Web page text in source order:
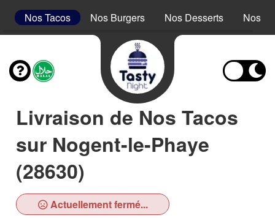
Nos Tacos Nos Burgers Nos Desserts Nos
Livraison de Nos Tacos
sur Nogent-le-Phaye
(28630)
Actuellement fermé...